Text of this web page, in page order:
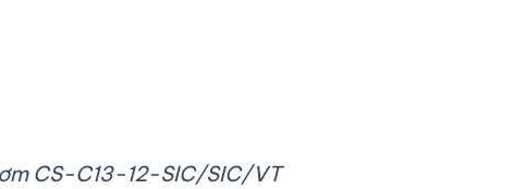
CS-C13-12-SIC/SIC/VT